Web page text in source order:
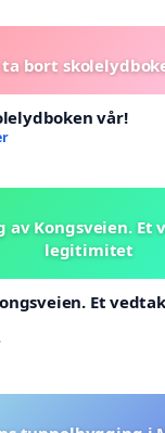
bort
vår!
av Kongsveien. Et
legitimitet
Et